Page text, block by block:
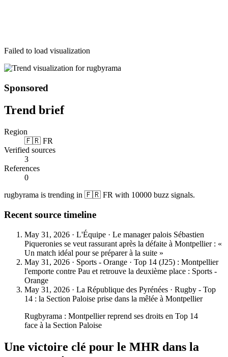
Failed to load visualization
Sponsored
Trend brief
Region
🇫🇷 FR
Verified sources
3
References
0
rugbyrama is trending in 🇫🇷 FR with 10000 buzz signals.
Recent source timeline
May 31, 2026 · L'Équipe · Le manager palois Sébastien
Piqueronies se veut rassurant après la défaite à Montpellier : «
Un match idéal pour se préparer à la suite »
May 31, 2026 · Sports - Orange · Top 14 (J25) : Montpellier
l'emporte contre Pau et retrouve la deuxième place : Sports -
Orange
May 31, 2026 · La République des Pyrénées · Rugby - Top
14 : la Section Paloise prise dans la mêlée à Montpellier
Rugbyrama : Montpellier reprend ses droits en Top 14
face à la Section Paloise
Une victoire clé pour le MHR dans la